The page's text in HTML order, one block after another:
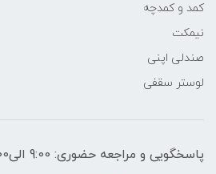
کمد و کمدچه
نیمکت
صندلی اپنی
لوستر سقفی
پاسخگویی و مراجعه حضوری: 9:00 الی14:00 و 16:00 تا 21:00